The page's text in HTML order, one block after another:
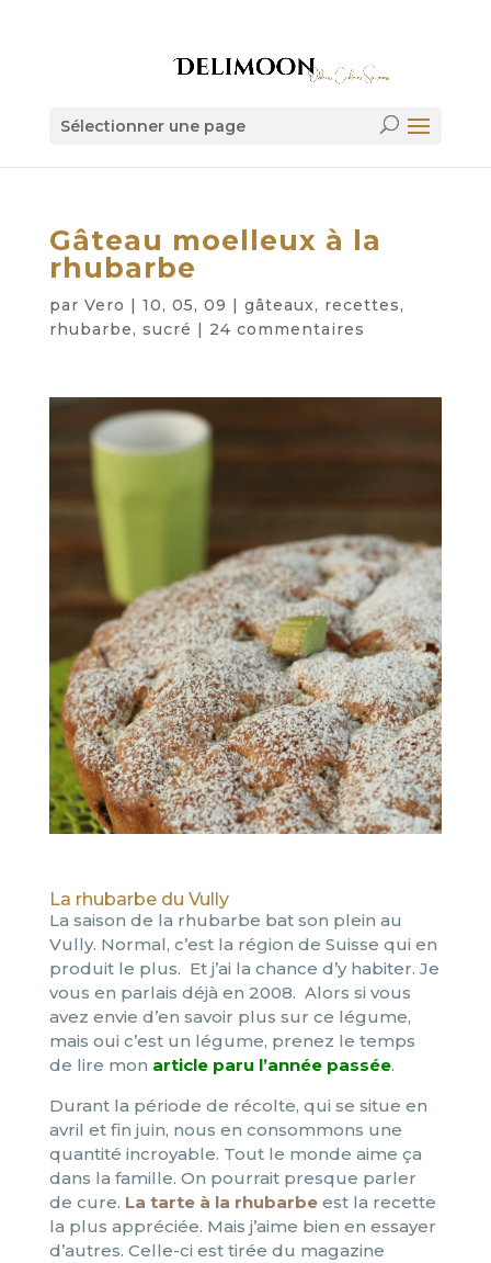
Sélectionner une page
Gâteau moelleux à la
rhubarbe
par Vero | 10, 05, 09 | gâteaux, recettes,
rhubarbe, sucré | 24 commentaires
La rhubarbe du Vully
La saison de la rhubarbe bat son plein au
Vully. Normal, c’est la région de Suisse qui en
produit le plus. Et j’ai la chance d’y habiter. Je
vous en parlais déjà en 2008. Alors si vous
avez envie d’en savoir plus sur ce légume,
mais oui c’est un légume, prenez le temps
de lire mon article paru l’année passée.
Durant la période de récolte, qui se situe en
avril et fin juin, nous en consommons une
quantité incroyable. Tout le monde aime ça
dans la famille. On pourrait presque parler
de cure. La tarte à la rhubarbeest la recette
la plus appréciée. Mais j’aime bien en essayer
d’autres. Celle-ci est tirée du magazine